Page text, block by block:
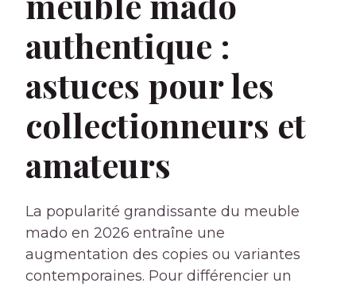
authentique :
astuces pour les
collectionneurs et
amateurs
La popularité grandissante du meuble
mado en 2026 entraîne une
augmentation des copies ou variantes
contemporaines. Pour différencier un